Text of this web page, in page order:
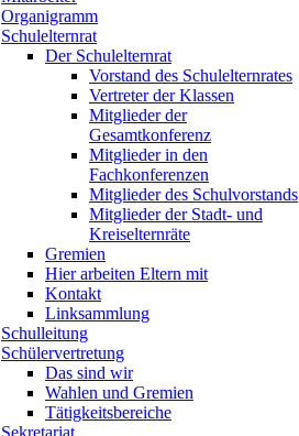
Organigramm
Schulelternrat
Der Schulelternrat
Vorstand des Schulelternrates
Vertreter der Klassen
Mitglieder der
Gesamtkonferenz
Mitglieder in den
Fachkonferenzen
Mitglieder des Schulvorstands
Mitglieder der Stadt- und
Kreiselternräte
Gremien
Hier arbeiten Eltern mit
Kontakt
Linksammlung
Schulleitung
Schülervertretung
Das sind wir
Wahlen und Gremien
Tätigkeitsbereiche
Sekretariat